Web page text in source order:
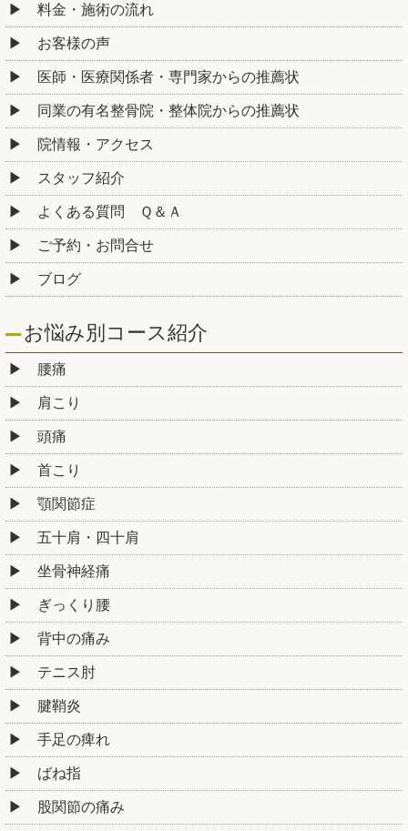
料金・施術の流れ
お客様の声
医師・医療関係者・専門家からの推薦状
同業の有名整骨院・整体院からの推薦状
院情報・アクセス
スタッフ紹介
よくある質問 Ｑ＆Ａ
ご予約・お問合せ
ブログ
お悩み別コース紹介
腰痛
肩こり
頭痛
首こり
顎関節症
五十肩・四十肩
坐骨神経痛
ぎっくり腰
背中の痛み
テニス肘
腱鞘炎
手足の痺れ
ばね指
股関節の痛み